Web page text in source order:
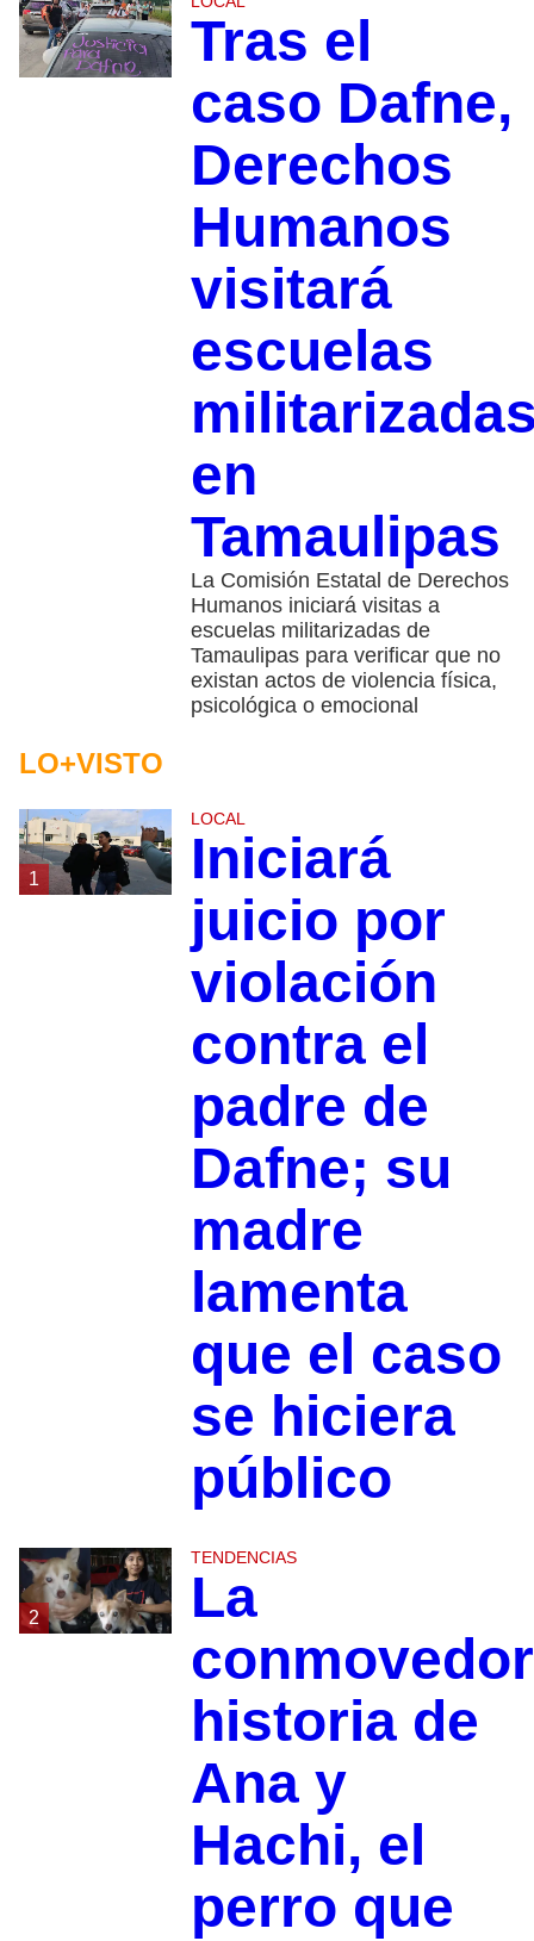
Tras el
caso Dafne,
Derechos
Humanos
visitará
escuelas
en
Tamaulipas
La Comisión Estatal de Derechos
Humanos iniciará visitas a
escuelas militarizadas de
Tamaulipas para verificar que no
existan actos de violencia física,
psicológica o emocional
LO+VISTO
1
LOCAL
Iniciará
juicio por
violación
contra el
padre de
Dafne; su
madre
lamenta
que el caso
se hiciera
público
2
TENDENCIAS
La
historia de
Ana y
Hachi, el
perro que